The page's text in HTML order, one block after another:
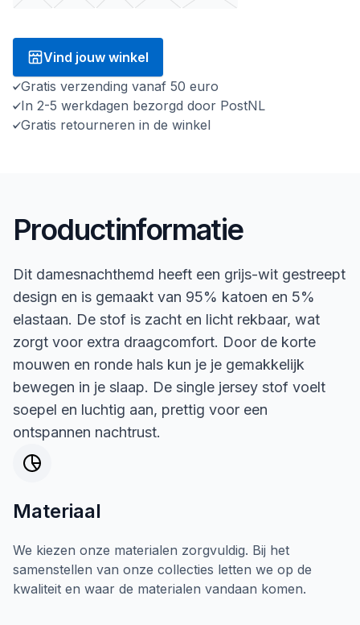
Vind jouw winkel
Gratis verzending vanaf 50 euro
In 2-5 werkdagen bezorgd door PostNL
Gratis retourneren in de winkel
Productinformatie
Dit damesnachthemd heeft een grijs-wit gestreept
design en is gemaakt van 95% katoen en 5%
elastaan. De stof is zacht en licht rekbaar, wat
zorgt voor extra draagcomfort. Door de korte
mouwen en ronde hals kun je je gemakkelijk
bewegen in je slaap. De single jersey stof voelt
soepel en luchtig aan, prettig voor een
ontspannen nachtrust.
Materiaal
We kiezen onze materialen zorgvuldig. Bij het
samenstellen van onze collecties letten we op de
kwaliteit en waar de materialen vandaan komen.